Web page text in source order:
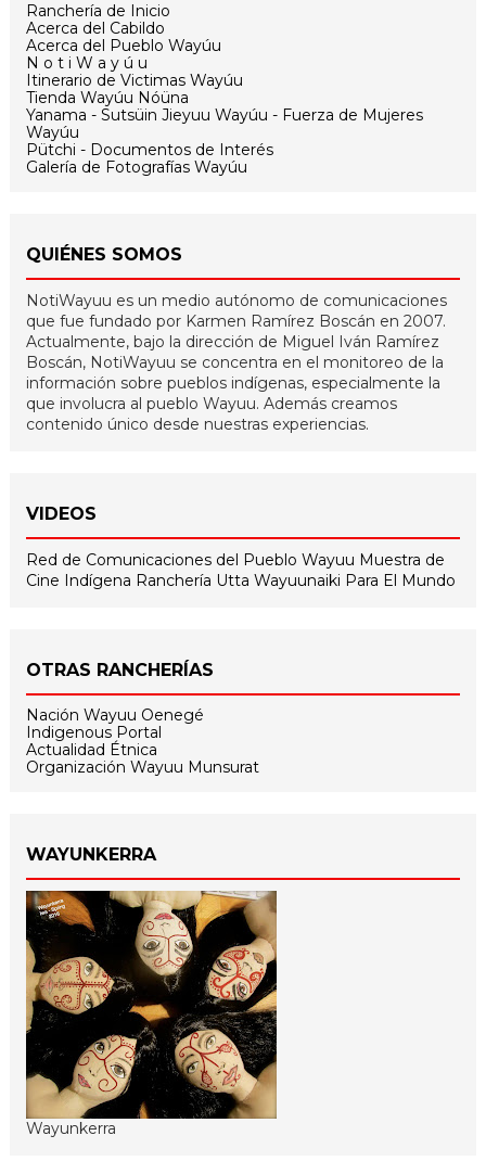
Ranchería de Inicio
Acerca del Cabildo
Acerca del Pueblo Wayúu
N o t i W a y ú u
Itinerario de Victimas Wayúu
Tienda Wayúu Nóüna
Yanama - Sutsüin Jieyuu Wayúu - Fuerza de Mujeres
Wayúu
Pütchi - Documentos de Interés
Galería de Fotografías Wayúu
QUIÉNES SOMOS
NotiWayuu es un medio autónomo de comunicaciones
que fue fundado por Karmen Ramírez Boscán en 2007.
Actualmente, bajo la dirección de Miguel Iván Ramírez
Boscán, NotiWayuu se concentra en el monitoreo de la
información sobre pueblos indígenas, especialmente la
que involucra al pueblo Wayuu. Además creamos
contenido único desde nuestras experiencias.
VIDEOS
Red de Comunicaciones del Pueblo Wayuu Muestra de
Cine Indígena Ranchería Utta Wayuunaiki Para El Mundo
OTRAS RANCHERÍAS
Nación Wayuu Oenegé
Indigenous Portal
Actualidad Étnica
Organización Wayuu Munsurat
WAYUNKERRA
Wayunkerra